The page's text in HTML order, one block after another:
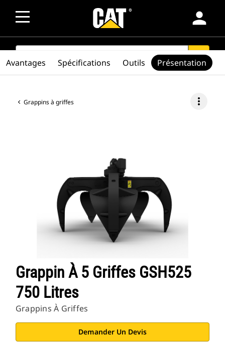
person
SEARCH search
Grappins à griffes more_vert
Grappin À 5 Griffes GSH525
750 Litres
Grappins À Griffes
Demander Un Devis
Avantages Spécifications Outils Présentation